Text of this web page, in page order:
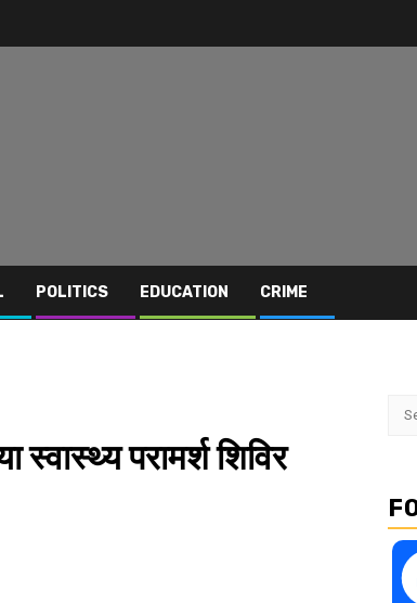
POLITICS EDUCATION CRIME
परामर्श शिविर